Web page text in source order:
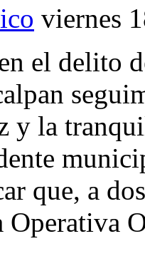
viernes
el delito
y la
que, a
Operativa